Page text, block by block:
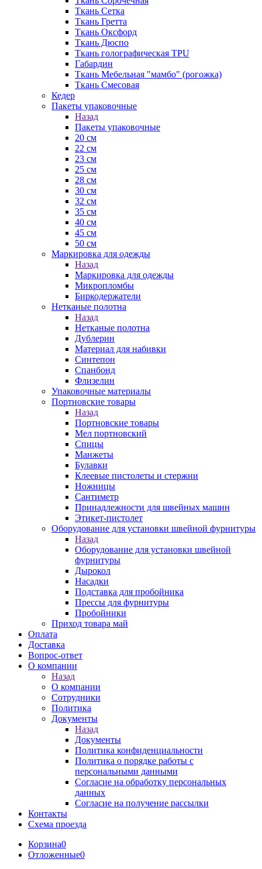
Ткань Сетка
Ткань Гретта
Ткань Оксфорд
Ткань Дюспо
Ткань голографическая TPU
Габардин
Ткань Мебельная "мамбо" (рогожка)
Ткань Смесовая
Кедер
Пакеты упаковочные
Назад
Пакеты упаковочные
20 см
22 см
23 см
25 см
28 см
30 см
32 см
35 см
40 см
45 см
50 см
Маркировка для одежды
Назад
Маркировка для одежды
Микропломбы
Биркодержатели
Нетканые полотна
Назад
Нетканые полотна
Дублерин
Материал для набивки
Синтепон
Спанбонд
Флизелин
Упаковочные материалы
Портновские товары
Назад
Портновские товары
Мел портновский
Спицы
Манжеты
Булавки
Клеевые пистолеты и стержни
Ножницы
Сантиметр
Принадлежности для швейных машин
Этикет-пистолет
Оборудование для установки швейной фурнитуры
Назад
Оборудование для установки швейной
фурнитуры
Дырокол
Насадки
Подставка для пробойника
Прессы для фурнитуры
Пробойники
Приход товара май
Оплата
Доставка
Вопрос-ответ
О компании
Назад
О компании
Сотрудники
Политика
Документы
Назад
Документы
Политика конфиденциальности
Политика о порядке работы с
персональными данными
Согласие на обработку персональных
данных
Согласие на получение рассылки
Контакты
Схема проезда
Корзина0
Отложенные0